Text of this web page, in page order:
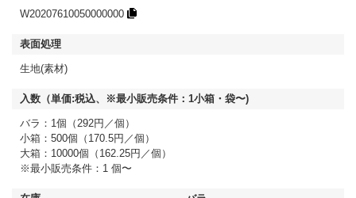
W20207610050000000
生地(素材)
バラ：1個（292円／個）
小箱：500個（170.5円／個）
大箱：10000個（162.25円／個）
※最小販売条件：1 個〜